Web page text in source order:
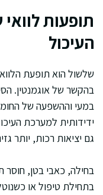
תופעות
העיכול
שלשול הוא תופעת
בהקשר של אוגמנטין.
במעי וההשפעה של
ידידותית למערכת
גם יציאות רכות, יותר
בחילה, כאבי בטן, חוסר
בתחילת טיפול או